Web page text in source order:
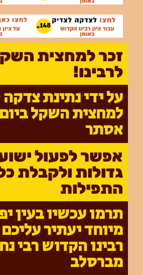
זכר למחצית
לרבינו!
על ידי נתינת
למחצית השקל
אסתר
אפשר לפעול
גדולות ולקבלת
התפילות
תרמו עכשיו בעין
מיוחד יעתיר
רבינו הקדוש רבי
מברסלב